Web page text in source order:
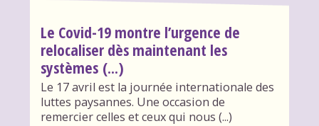
Le Covid-19 montre l’urgence de
relocaliser dès maintenant les
systèmes (...)
Le 17 avril est la journée internationale des
luttes paysannes. Une occasion de
remercier celles et ceux qui nous (...)